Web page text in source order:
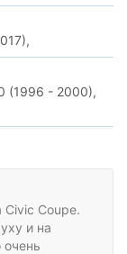
(1996 - 2000),
Coupe.
и на